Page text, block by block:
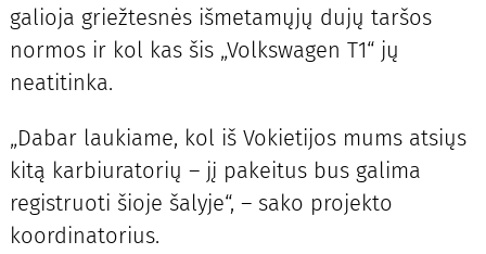
galioja griežtesnės išmetamųjų dujų taršos
normos ir kol kas šis „Volkswagen T1“ jų
neatitinka.
„Dabar laukiame, kol iš Vokietijos mums atsiųs
kitą karbiuratorių – jį pakeitus bus galima
registruoti šioje šalyje“, – sako projekto
koordinatorius.